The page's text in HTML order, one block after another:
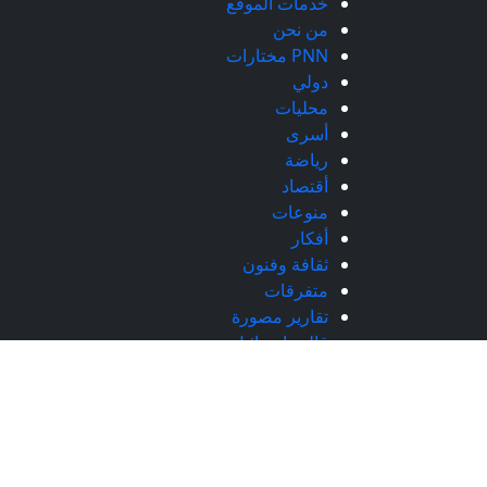
من نحن
PNN مختارات
دولي
محليات
أسرى
رياضة
أقتصاد
منوعات
أفكار
ثقافة وفنون
متفرقات
تقارير مصورة
قالت اسرائيل